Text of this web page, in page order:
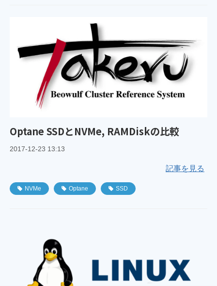
Optane SSDとNVMe, RAMDiskの比較
2017-12-23 13:13
記事を見る
NVMe Optane SSD